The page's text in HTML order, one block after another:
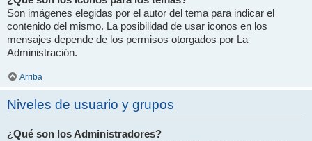
Son imágenes elegidas por el autor del tema para indicar el
contenido del mismo. La posibilidad de usar iconos en los
mensajes depende de los permisos otorgados por La
Administración.
Arriba
Niveles de usuario y grupos
¿Qué son los Administradores?